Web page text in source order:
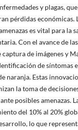
y plagas,
pérdidas económicas.
es vital para la
Con el avance de
de imágenes y
de síntomas
naranja. Estas
la toma de
posibles amenazas.
del 10% al 20%
lo que